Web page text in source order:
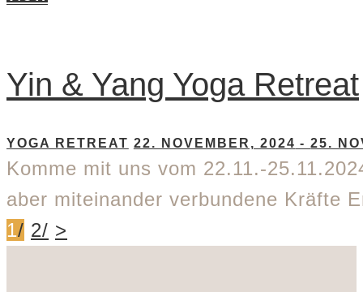
Yin & Yang Yoga Retreat
YOGA RETREAT 22. NOVEMBER, 2024 -25.
Komme mit uns vom 22.11.-
aber miteinander verbundene Kräfte
1/ 2/ >